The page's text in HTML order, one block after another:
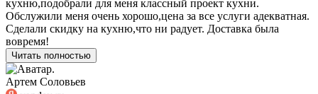
кухню,подобрали для меня классный проект кухни.
Обслужили меня очень хорошо,цена за все услуги адекватная.
Сделали скидку на кухню,что ни радует. Доставка была
вовремя!
Читать полностью
Артем Соловьев